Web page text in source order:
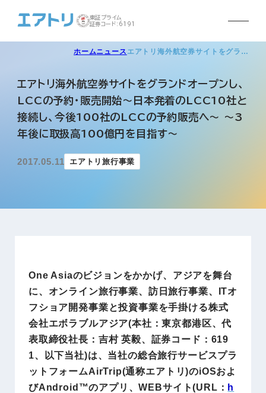
東証プライム
証券コード:6191
ホームニュース エアトリ海外航空券サイトをグラ…
エアトリ海外航空券サイトをグランドオープンし、
LCCの予約・販売開始～日本発着のLCC10社と
接続し、今後100社のLCCの予約販売へ～ ～3
年後に取扱高100億円を目指す～
2017.05.11 エアトリ旅行事業
One Asiaのビジョンをかかげ、アジアを舞台
に、オンライン旅行事業、訪日旅行事業、ITオ
フショア開発事業と投資事業を手掛ける株式
会社エボラブルアジア(本社：東京都港区、代
表取締役社長：吉村 英毅、証券コード：619
1、以下当社)は、当社の総合旅行サービスプラ
ットフォームAirTrip(通称エアトリ)のiOSおよ
びAndroid™のアプリ、WEBサイト(URL： h